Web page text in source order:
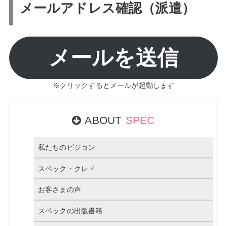
メールアドレス確認（派遣）
メールを送信
※クリックするとメールが起動します
ABOUT SPEC
私たちのビジョン
スペック・クレド
お客さまの声
スペックの出版書籍